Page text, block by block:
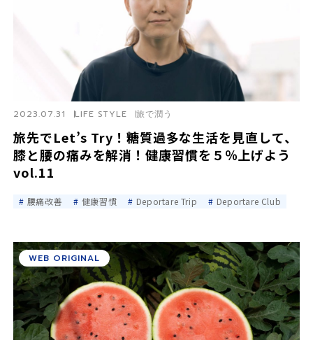
旅先でLet’s Try！糖質過多な生活を見直して、
膝と腰の痛みを解消！健康習慣を５％上げよう
vol.11
2023.07.31 LIFE STYLE 旅で潤う
腰痛改善 健康習慣 Deportare Trip Deportare Club
WEB ORIGINAL